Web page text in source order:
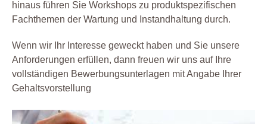
hinaus führen Sie Workshops zu produktspezifischen
Fachthemen der Wartung und Instandhaltung durch.
Wenn wir Ihr Interesse geweckt haben und Sie unsere
Anforderungen erfüllen, dann freuen wir uns auf Ihre
vollständigen Bewerbungsunterlagen mit Angabe Ihrer
Gehaltsvorstellung